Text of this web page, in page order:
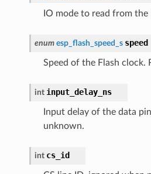
IO mode to read from the
enum esp_flash_speed_s speed
Speed of the Flash clock.
int input_delay_ns
Input delay of the data
unknown.
int cs_id